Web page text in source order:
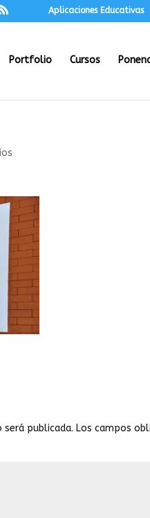
Aplicaciones Educativas
Portfolio Cursos
será publicada. Los campos